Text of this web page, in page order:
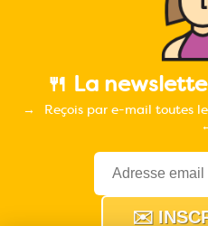
🍴 La
Reçois par e-mail toutes